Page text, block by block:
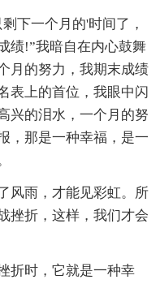
下一个月的'时间了，
绩!”我暗自在内心鼓舞
月的努力，我期末成绩
表上的首位，我眼中闪
兴的泪水，一个月的努
，那是一种幸福，是一
风雨，才能见彩虹。所
挫折，这样，我们才会
折时，它就是一种幸